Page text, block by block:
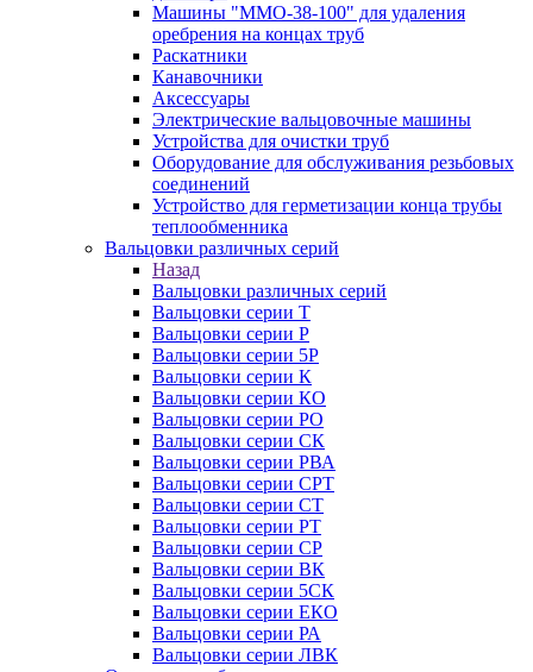
Машины "ММО-38-100" для удаления
оребрения на концах труб
Раскатники
Канавочники
Аксессуары
Электрические вальцовочные машины
Устройства для очистки труб
Оборудование для обслуживания резьбовых
соединений
Устройство для герметизации конца трубы
теплообменника
Вальцовки различных серий
Назад
Вальцовки различных серий
Вальцовки серии Т
Вальцовки серии Р
Вальцовки серии 5Р
Вальцовки серии К
Вальцовки серии КО
Вальцовки серии РО
Вальцовки серии СК
Вальцовки серии РВА
Вальцовки серии СРТ
Вальцовки серии СТ
Вальцовки серии РТ
Вальцовки серии СР
Вальцовки серии ВК
Вальцовки серии 5СК
Вальцовки серии ЕКО
Вальцовки серии РА
Вальцовки серии ЛВК